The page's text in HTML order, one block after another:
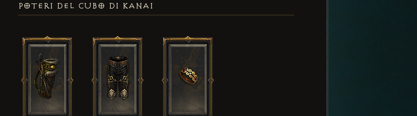
POTERI DEL CUBO DI KANAI